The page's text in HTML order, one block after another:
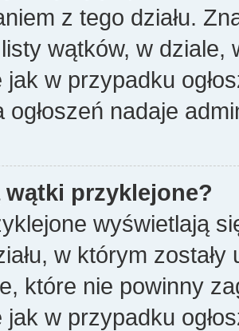
z tego działu.
wątków, w dziale,
jak w przypadku
ogłoszeń nadaje
wątki przyklejone?
wyświetlają
w którym
które nie powinny
jak w przypadku